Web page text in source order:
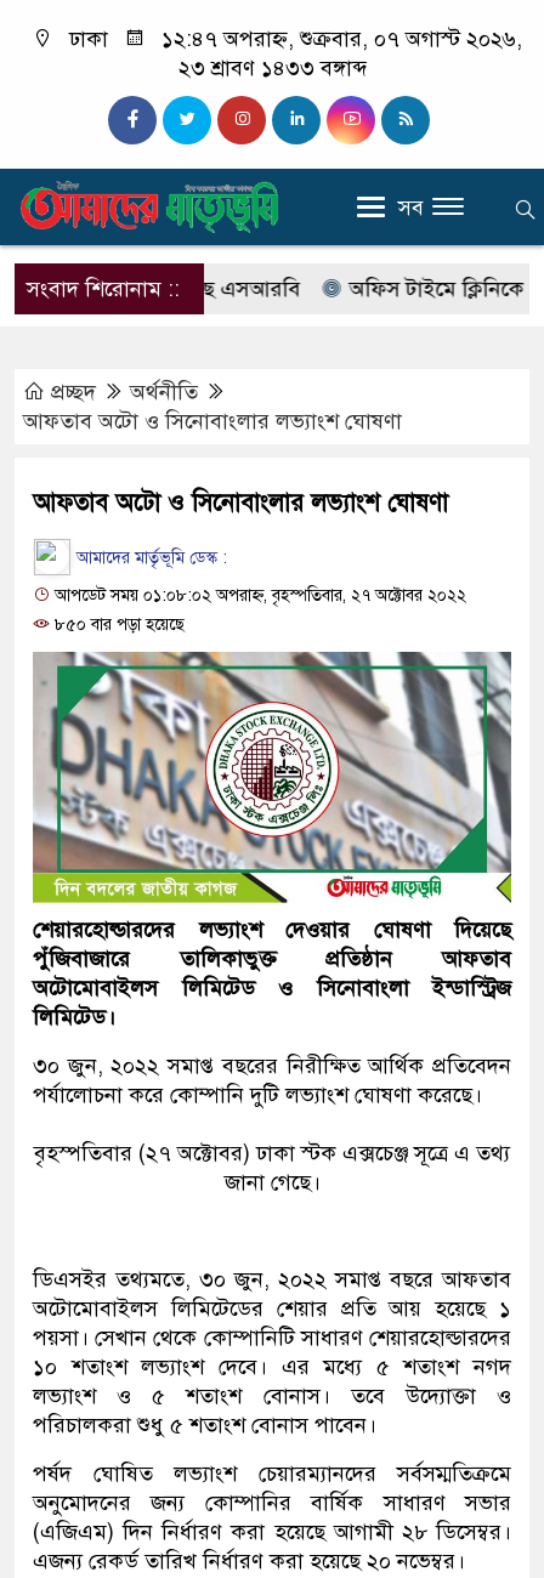
ঢাকা
১২:৪৭ অপরাহ্ন, শুক্রবার, ০৭ অগাস্ট ২০২৬,
২৩ শ্রাবণ ১৪৩৩ বঙ্গাব্দ
সব
সংবাদ শিরোনাম ::
নাম বদলে আসছে এসআরবি অফিস টাইমে ক্লিনিকে রোগী
প্রচ্ছদ
অর্থনীতি
আফতাব অটো ও সিনোবাংলার লভ্যাংশ ঘোষণা
আফতাব অটো ও সিনোবাংলার লভ্যাংশ ঘোষণা
আমাদের মার্তৃভূমি ডেস্ক :
আপডেট সময় ০১:০৮:০২ অপরাহ্ন, বৃহস্পতিবার, ২৭ অক্টোবর ২০২২
৮৫০ বার পড়া হয়েছে
শেয়ারহোল্ডারদের লভ্যাংশ দেওয়ার ঘোষণা দিয়েছে
পুঁজিবাজারে তালিকাভুক্ত প্রতিষ্ঠান আফতাব
অটোমোবাইলস লিমিটেড ওসিনোবাংলা ইন্ডাস্ট্রিজ
লিমিটেড।
৩০ জুন, ২০২২ সমাপ্ত বছরের নিরীক্ষিত আর্থিক প্রতিবেদন
পর্যালোচনা করে কোম্পানি দুটি লভ্যাংশ ঘোষণা করেছে।
বৃহস্পতিবার (২৭ অক্টোবর) ঢাকা স্টক এক্সচেঞ্জ সূত্রে এ তথ্য
জানা গেছে।
ডিএসইর তথ্যমতে, ৩০ জুন, ২০২২ সমাপ্ত বছরে আফতাব
অটোমোবাইলস লিমিটেডের শেয়ার প্রতি আয় হয়েছে ১
পয়সা। সেখান থেকে কোম্পানিটি সাধারণ শেয়ারহোল্ডারদের
১০ শতাংশ লভ্যাংশ দেবে। এর মধ্যে ৫ শতাংশ নগদ
লভ্যাংশ ও ৫ শতাংশ বোনাস। তবে উদ্যোক্তা ও
পরিচালকরা শুধু ৫ শতাংশ বোনাস পাবেন।
পর্ষদ ঘোষিত লভ্যাংশ চেয়ারম্যানদের সর্বসম্মতিক্রমে
অনুমোদনের জন্য কোম্পানির বার্ষিক সাধারণ সভার
(এজিএম) দিন নির্ধারণ করা হয়েছে আগামী ২৮ ডিসেম্বর।
এজন্য রেকর্ড তারিখ নির্ধারণ করা হয়েছে ২০ নভেম্বর।